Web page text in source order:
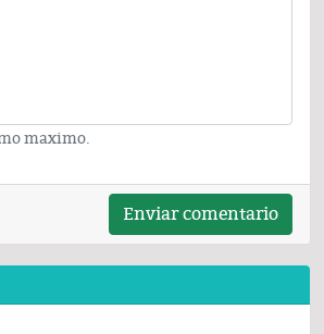
maximo.
Enviar comentario